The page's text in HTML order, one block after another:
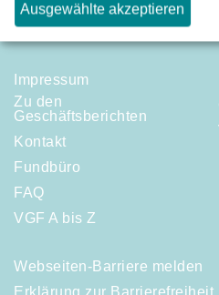
Impressum
Zu den
Geschäftsberichten
Kontakt
Fundbüro
FAQ
VGF A bis Z
Webseiten-Barriere melden
Ausgewählte akzeptieren